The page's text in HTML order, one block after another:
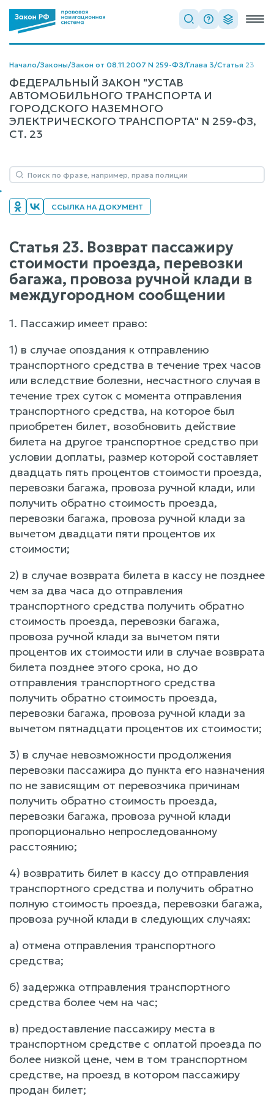
Начало/Законы/Закон от 08.11.2007 N 259-ФЗ/Глава 3/Статья 23
ФЕДЕРАЛЬНЫЙ ЗАКОН "УСТАВ
АВТОМОБИЛЬНОГО ТРАНСПОРТА И
ГОРОДСКОГО НАЗЕМНОГО
ЭЛЕКТРИЧЕСКОГО ТРАНСПОРТА" N 259-ФЗ,
СТ. 23
ССЫЛКА НА ДОКУМЕНТ
Статья 23. Возврат пассажиру
стоимости проезда, перевозки
багажа, провоза ручной клади в
междугородном сообщении
1. Пассажир имеет право:
1) в случае опоздания к отправлению
транспортного средства в течение трех часов
или вследствие болезни, несчастного случая в
течение трех суток с момента отправления
транспортного средства, на которое был
приобретен билет, возобновить действие
билета на другое транспортное средство при
условии доплаты, размер которой составляет
двадцать пять процентов стоимости проезда,
перевозки багажа, провоза ручной клади, или
получить обратно стоимость проезда,
перевозки багажа, провоза ручной клади за
вычетом двадцати пяти процентов их
стоимости;
2) в случае возврата билета в кассу не позднее
чем за два часа до отправления
транспортного средства получить обратно
стоимость проезда, перевозки багажа,
провоза ручной клади за вычетом пяти
процентов их стоимости или в случае возврата
билета позднее этого срока, но до
отправления транспортного средства
получить обратно стоимость проезда,
перевозки багажа, провоза ручной клади за
вычетом пятнадцати процентов их стоимости;
3) в случае невозможности продолжения
перевозки пассажира до пункта его назначения
по не зависящим от перевозчика причинам
получить обратно стоимость проезда,
перевозки багажа, провоза ручной клади
пропорционально непроследованному
расстоянию;
4) возвратить билет в кассу до отправления
транспортного средства и получить обратно
полную стоимость проезда, перевозки багажа,
провоза ручной клади в следующих случаях:
а) отмена отправления транспортного
средства;
б) задержка отправления транспортного
средства более чем на час;
в) предоставление пассажиру места в
транспортном средстве с оплатой проезда по
более низкой цене, чем в том транспортном
средстве, на проезд в котором пассажиру
продан билет;